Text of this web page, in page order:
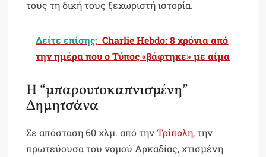
τους τη δική τους ξεχωριστή ιστορία.
Δείτε επίσης: Charlie Hebdo: 8 χρόνια από
την ημέρα που ο Τύπος «βάφτηκε» με αίμα
Η “μπαρουτοκαπνισμένη”
Δημητσάνα
Σε απόσταση 60 χλμ. από τηνΤρίπολη, την
πρωτεύουσα του νομού Αρκαδίας, χτισμένη